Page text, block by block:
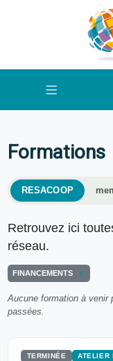
Formations
RESACOOP
Retrouvez ici
réseau.
FINANCEMENTS
Aucune formation à venir
passées.
TERMINÉE ATELIER